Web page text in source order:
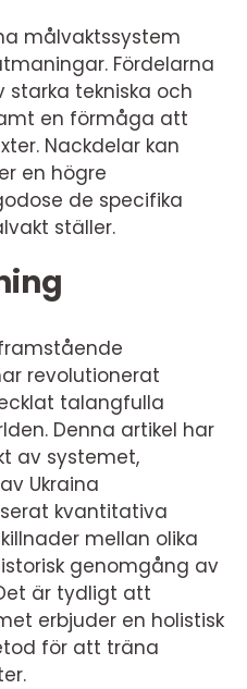
målvaktssystem
Fördelarna
starka tekniska och
en förmåga att
Nackdelar kan
en högre
de specifika
ställer.
revolutionerat
talangfulla
Denna artikel har
av systemet,
Ukraina
kvantitativa
mellan olika
genomgång av
är tydligt att
erbjuder en holistisk
för att träna